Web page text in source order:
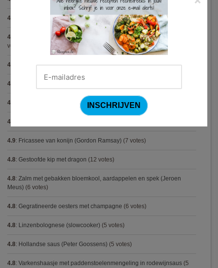
4.9 Steak chimichurri (Gordon Ramsay) (10 votes)
4.9 Aspergepuree met garnalen en zure room (Piet Huysentruyt)
votes)
4.9 Konijn op Italiaanse wijze(9 votes)
4.9
4.9 (8 votes)
4.9
4.9: Fricassee van konijn (Gordon Ramsay) (7 votes)
4.8: Gestoofde kip met dragon (12 votes)
4.8: Zalm met gebakken bloemkool, aardappelen en spek (Jeroen
Meus) (6 votes)
4.8: Gegratineerde oesters met champagne (6 votes)
4.8: Linzenbolognese (slowcooker) (5 votes)
4.8: Hollandse saus (Peter Goossens) (5 votes)
4.8: Varkenshaasje met paddenstoelenmengeling in rodewijnsaus (5